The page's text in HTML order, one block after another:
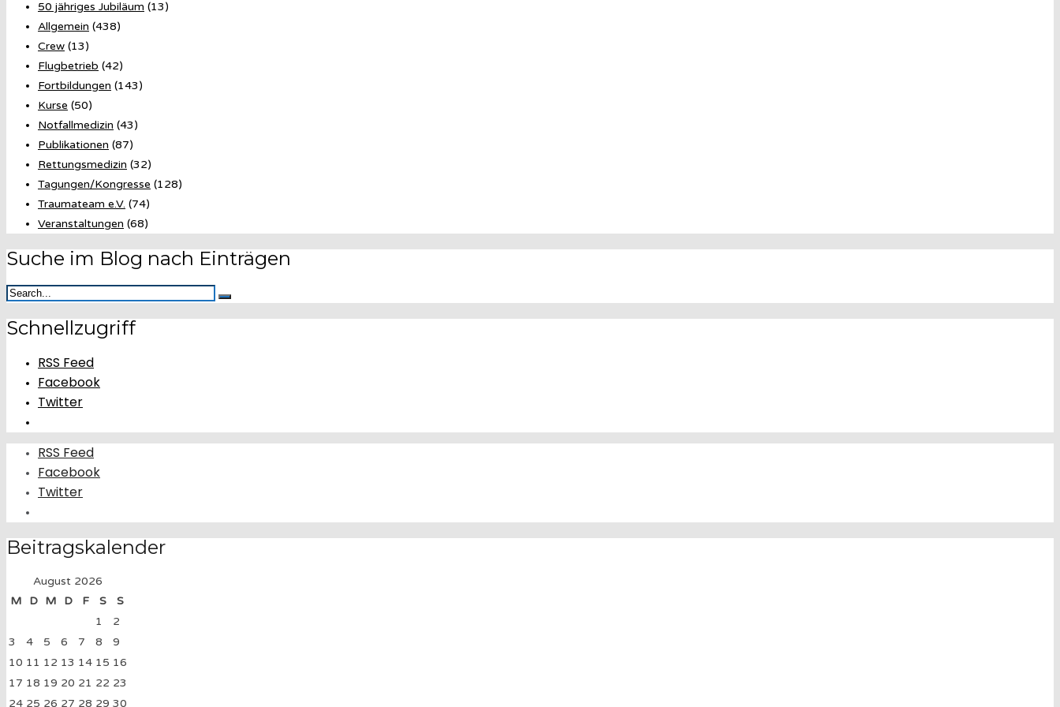
50 jähriges Jubiläum (13)
Allgemein (438)
Crew (13)
Flugbetrieb (42)
Fortbildungen (143)
Kurse (50)
Notfallmedizin (43)
Publikationen (87)
Rettungsmedizin (32)
Tagungen/Kongresse (128)
Traumateam e.V. (74)
Veranstaltungen (68)
Suche im Blog nach Einträgen
Schnellzugriff
RSS Feed
Facebook
Twitter
RSS Feed
Facebook
Twitter
Beitragskalender
August 2026
M
D M D F S
S
1
2
3
4 5 6 7 8
9
10 11 12 13 14 15 16
17 18 19 20 21 22 23
24 25 26 27 28 29 30